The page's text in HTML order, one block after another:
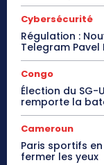
Cybersécurité
Régulation :
Telegram Pavel
Congo
Élection du SG-
remporte la
Cameroun
Paris sportifs
fermer les yeux